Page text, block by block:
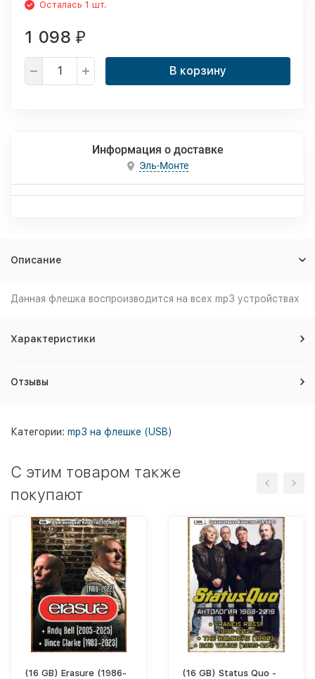
Осталась 1 шт.
1 098 ₽
В корзину
Информация о доставке
Эль-Монте
Описание
Данная флешка воспроизводится на всех mp3 устройствах
Характеристики
Отзывы
Категории: mp3 на флешке (USB)
C этим товаром также
покупают
(16 GB) Erasure (1986-
(16 GB) Status Quo -